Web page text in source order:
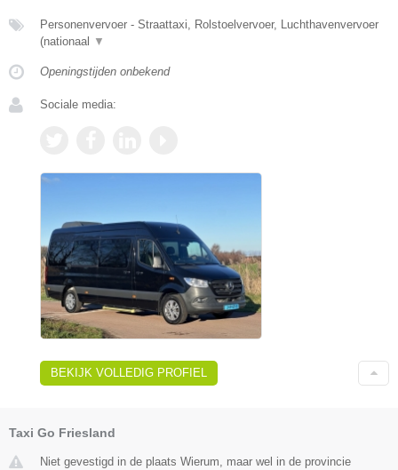
Personenvervoer - Straattaxi, Rolstoelvervoer, Luchthavenvervoer
(nationaal
▼
Openingstijden onbekend
Sociale media:
BEKIJK VOLLEDIG PROFIEL
Taxi Go Friesland
Niet gevestigd in de plaats Wierum, maar wel in de provincie